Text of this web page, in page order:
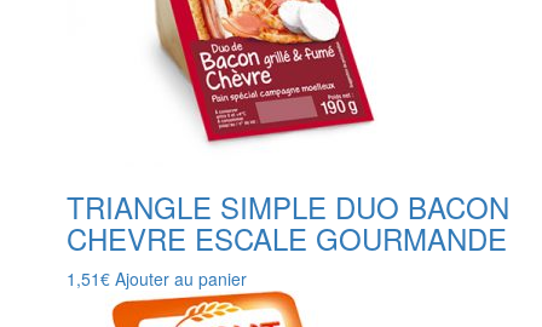
TRIANGLE SIMPLE DUO BACON
CHEVRE ESCALE GOURMANDE
1,51€ Ajouter au panier